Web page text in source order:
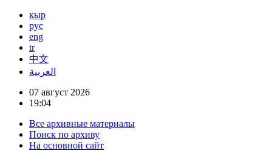
кыр
рус
eng
tr
中文
العربية
07 август 2026
19:04
Все архивные материалы
Поиск по архиву
На основной сайт